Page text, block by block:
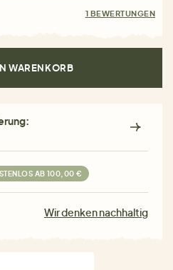
1 BEWERTUNGEN
WARENKORB
AB 100,00 €
Wir denken nachhaltig